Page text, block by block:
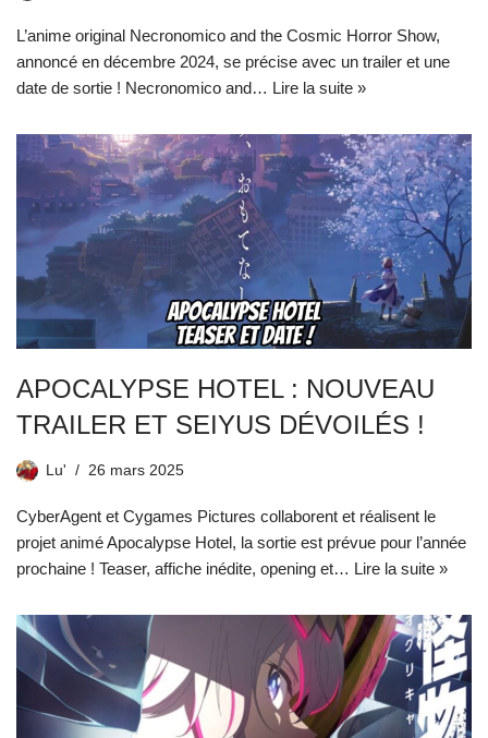
L’anime original Necronomico and the Cosmic Horror Show,
annoncé en décembre 2024, se précise avec un trailer et une
date de sortie ! Necronomico and… Lire la suite »
APOCALYPSE HOTEL : NOUVEAU
TRAILER ET SEIYUS DÉVOILÉS !
Lu' 26 mars 2025
CyberAgent et Cygames Pictures collaborent et réalisent le
projet animé Apocalypse Hotel, la sortie est prévue pour l’année
prochaine ! Teaser, affiche inédite, opening et… Lire la suite »